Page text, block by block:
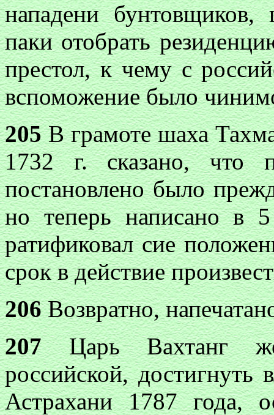
нападени
паки отобрать
престол, к чему с
вспоможение было
205В грамоте шаха
1732 г. сказано, что
постановлено было
но теперь написано в
ратификовал сие
срок в действие
206Возвратно,
207Царь Вахтанг
российской, достигнуть
Астрахани 1787 года,